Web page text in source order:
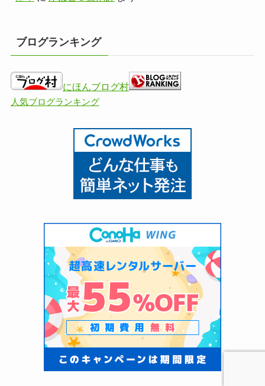
ブログランキング
にほんブログ村
人気ブログランキング